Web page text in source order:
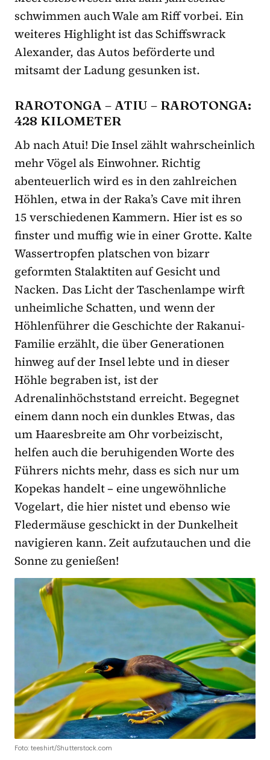
schwimmen auch Wale am Riff vorbei. Ein
weiteres Highlight ist das Schiffswrack
Alexander, das Autos beförderte und
mitsamt der Ladung gesunken ist.
RAROTONGA – ATIU – RAROTONGA:
428 KILOMETER
Ab nach Atui! Die Insel zählt wahrscheinlich
mehr Vögel als Einwohner. Richtig
abenteuerlich wird es in den zahlreichen
Höhlen, etwa in der Raka’s Cave mit ihren
15 verschiedenen Kammern. Hier ist es so
finster und muffig wie in einer Grotte. Kalte
Wassertropfen platschen von bizarr
geformten Stalaktiten auf Gesicht und
Nacken. Das Licht der Taschenlampe wirft
unheimliche Schatten, und wenn der
Höhlenführer die Geschichte der Rakanui-
Familie erzählt, die über Generationen
hinweg auf der Insel lebte und in dieser
Höhle begraben ist, ist der
Adrenalinhöchststand erreicht. Begegnet
einem dann noch ein dunkles Etwas, das
um Haaresbreite am Ohr vorbeizischt,
helfen auch die beruhigenden Worte des
Führers nichts mehr, dass es sich nur um
Kopekas handelt – eine ungewöhnliche
Vogelart, die hier nistet und ebenso wie
Fledermäuse geschickt in der Dunkelheit
navigieren kann. Zeit aufzutauchen und die
Sonne zu genießen!
Foto: teeshirt/Shutterstock.com